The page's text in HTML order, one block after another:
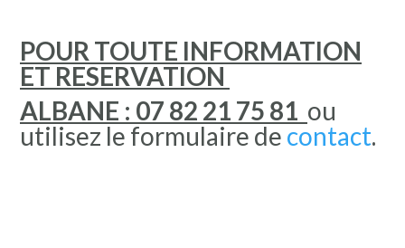
POUR TOUTE INFORMATION
ET RESERVATION
ALBANE : 07 82 21 75 81 ou
utilisez le formulaire de contact.